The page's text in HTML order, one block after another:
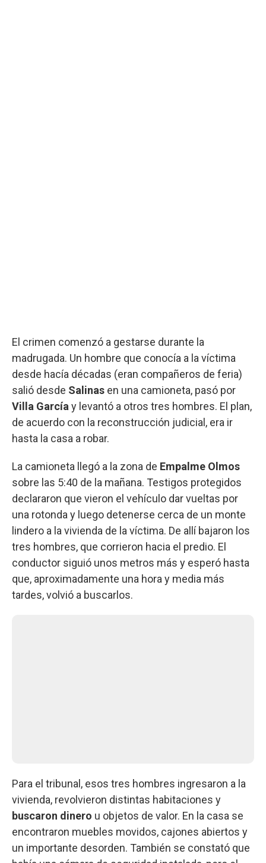
El crimen comenzó a gestarse durante la
madrugada. Un hombre que conocía a la víctima
desde hacía décadas (eran compañeros de feria)
salió desde Salinas en una camioneta, pasó por
Villa García y levantó a otros tres hombres. El plan,
de acuerdo con la reconstrucción judicial, era ir
hasta la casa a robar.
La camioneta llegó a la zona de Empalme Olmos
sobre las 5:40 de la mañana. Testigos protegidos
declararon que vieron el vehículo dar vueltas por
una rotonda y luego detenerse cerca de un monte
lindero a la vivienda de la víctima. De allí bajaron los
tres hombres, que corrieron hacia el predio. El
conductor siguió unos metros más y esperó hasta
que, aproximadamente una hora y media más
tardes, volvió a buscarlos.
Para el tribunal, esos tres hombres ingresaron a la
vivienda, revolvieron distintas habitaciones y
buscaron dinero u objetos de valor. En la casa se
encontraron muebles movidos, cajones abiertos y
un importante desorden. También se constató que